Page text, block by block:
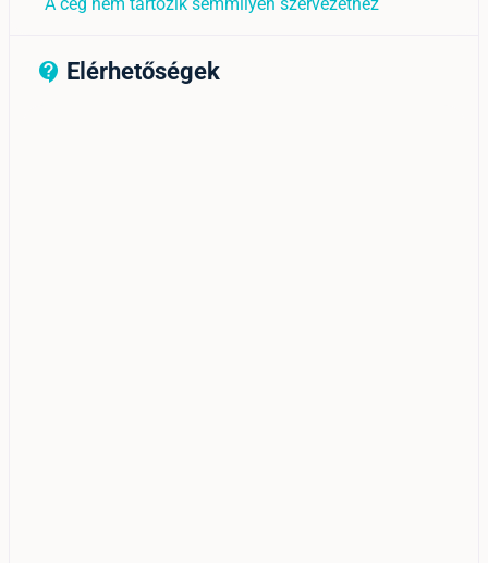
A cég nem tartozik semmilyen szervezethez
contact_support_outline
Elérhetőségek